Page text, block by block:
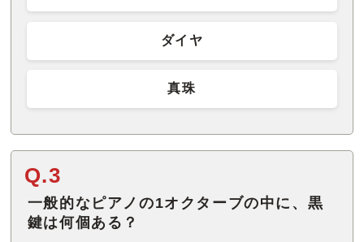
ダイヤ
真珠
Q.3
一般的なピアノの1オクターブの中に、黒
鍵は何個ある？